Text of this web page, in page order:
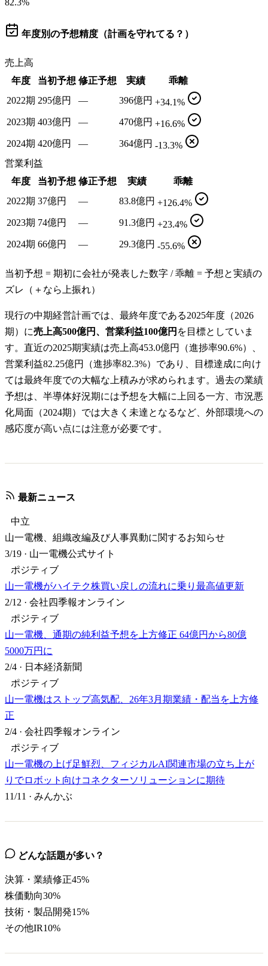
年度別の予想精度（計画を守れてる？）
売上高
年度
当初予想 修正予想 実績
乖離
2022期 295億円 — 396億円 +34.1%
2023期 403億円 — 470億円 +16.6%
2024期 420億円 — 364億円 -13.3%
営業利益
年度
当初予想 修正予想 実績
乖離
2022期 37億円 — 83.8億円 +126.4%
2023期 74億円 — 91.3億円 +23.4%
2024期 66億円 — 29.3億円 -55.6%
当初予想 = 期初に会社が発表した数字 / 乖離 = 予想と実績の
ズレ（＋なら上振れ）
現行の中期経営計画では、最終年度である2025年度（2026
期）に売上高500億円、営業利益100億円 を目標としていま
す。直近の2025期実績は売上高453.0億円（進捗率90.6%）、
営業利益82.25億円（進捗率82.3%）であり、目標達成に向け
ては最終年度での大幅な上積みが求められます。過去の業績
予想は、半導体好況期には予想を大幅に上回る一方、市況悪
化局面（2024期）では大きく未達となるなど、外部環境への
感応度が高い点には注意が必要です。
最新ニュース
中立
山一電機、組織改編及び人事異動に関するお知らせ
3/19 · 山一電機公式サイト
ポジティブ
山一電機がハイテク株買い戻しの流れに乗り最高値更新
2/12 · 会社四季報オンライン
ポジティブ
山一電機、通期の純利益予想を上方修正 64億円から80億
5000万円に
2/4 · 日本経済新聞
ポジティブ
山一電機はストップ高気配、26年3月期業績・配当を上方修
正
2/4 · 会社四季報オンライン
ポジティブ
山一電機の上げ足鮮烈、フィジカルAI関連市場の立ち上が
りでロボット向けコネクターソリューションに期待
11/11 · みんかぶ
どんな話題が多い？
決算・業績修正45%
株価動向30%
技術・製品開発15%
その他IR10%